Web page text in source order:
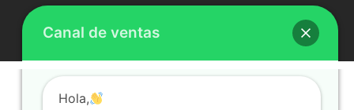
Preguntas frecuentes
Canal de ventas
Hola,